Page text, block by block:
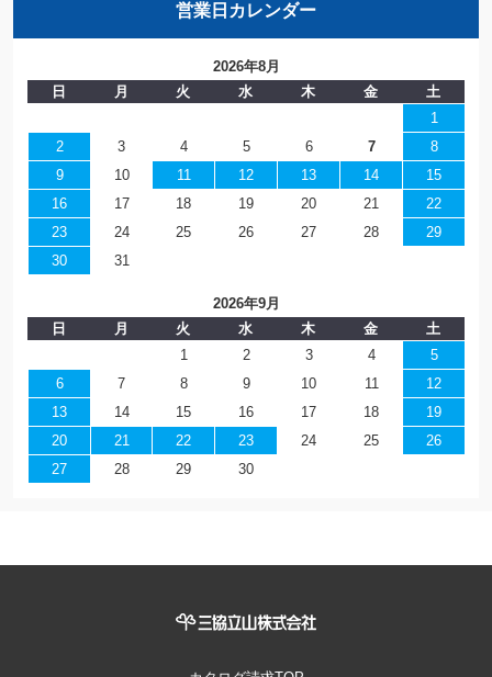
営業日カレンダー
2026年8月
日
月 火 水 木 金
土
1
2
3 4 5 6 7
8
9
10 11 12 13 14
15
16
17 18 19 20 21
22
23
24 25 26 27 28
29
30
31
2026年9月
日
月 火 水 木 金
土
1
2 3 4
5
6
7 8 9 10 11
12
13
14 15 16 17 18
19
20
21 22 23 24 25
26
27
28 29 30